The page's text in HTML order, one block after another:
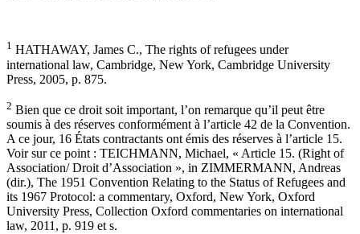
1 HATHAWAY, James C., The rights of refugees under
international law, Cambridge, New York, Cambridge University
Press, 2005, p. 875.
2 Bien que ce droit soit important, l’on remarque qu’il peut être
soumis à des réserves conformément à l’article 42 de la Convention.
A ce jour, 16 États contractants ont émis des réserves à l’article 15.
Voir sur ce point : TEICHMANN, Michael, « Article 15. (Right of
Association/ Droit d’Association », in ZIMMERMANN, Andreas
(dir.), The 1951 Convention Relating to the Status of Refugees and
its 1967 Protocol: a commentary, Oxford, New York, Oxford
University Press, Collection Oxford commentaries on international
law, 2011, p. 919 et s.